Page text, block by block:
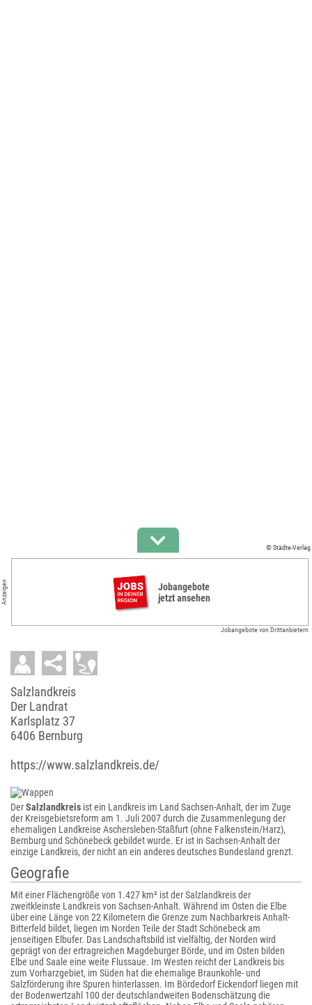
© Städte-Verlag
Anzeigen
Jobangebote
jetzt ansehen
Jobangebote von Drittanbietern
Salzlandkreis
Der Landrat
Karlsplatz 37
6406 Bernburg
https://www.salzlandkreis.de/
DerSalzlandkreis ist ein Landkreis im Land Sachsen-Anhalt, der im Zuge
der Kreisgebietsreform am 1. Juli 2007 durch die Zusammenlegung der
ehemaligen Landkreise Aschersleben-Staßfurt (ohne Falkenstein/Harz),
Bernburg und Schönebeck gebildet wurde. Er ist in Sachsen-Anhalt der
einzige Landkreis, der nicht an ein anderes deutsches Bundesland grenzt.
Geografie
Mit einer Flächengröße von 1.427 km² ist der Salzlandkreis der
zweitkleinste Landkreis von Sachsen-Anhalt. Während im Osten die Elbe
über eine Länge von 22 Kilometern die Grenze zum Nachbarkreis Anhalt-
Bitterfeld bildet, liegen im Norden Teile der Stadt Schönebeck am
jenseitigen Elbufer. Das Landschaftsbild ist vielfältig, der Norden wird
geprägt von der ertragreichen Magdeburger Börde, und im Osten bilden
Elbe und Saale eine weite Flussaue. Im Westen reicht der Landkreis bis
zum Vorharzgebiet, im Süden hat die ehemalige Braunkohle- und
Salzförderung ihre Spuren hinterlassen. Im Bördedorf Eickendorf liegen mit
der Bodenwertzahl 100 der deutschlandweiten Bodenschätzung die